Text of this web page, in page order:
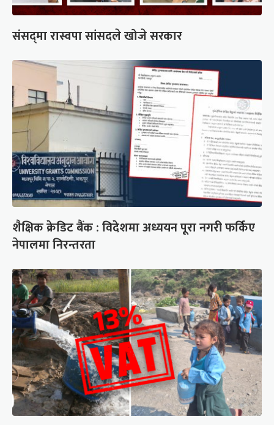
संसद्‍मा रास्वपा सांसदले खोजे सरकार
शैक्षिक क्रेडिट बैंक : विदेशमा अध्ययन पूरा नगरी फर्किए
नेपालमा निरन्तरता